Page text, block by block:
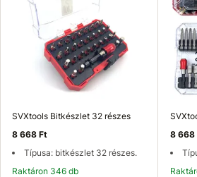
SVXtools Bitkészlet 32 részes
8 668 Ft
Típusa: bitkészlet 32 részes.
Raktáron 346 db
8 668